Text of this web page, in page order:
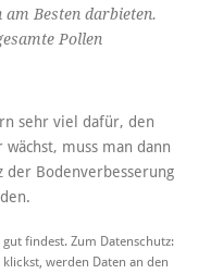
Besten darbieten.
Pollen
sehr viel dafür, den
wächst, muss man dann
der Bodenverbesserung
findest. Zum Datenschutz:
werden Daten an den